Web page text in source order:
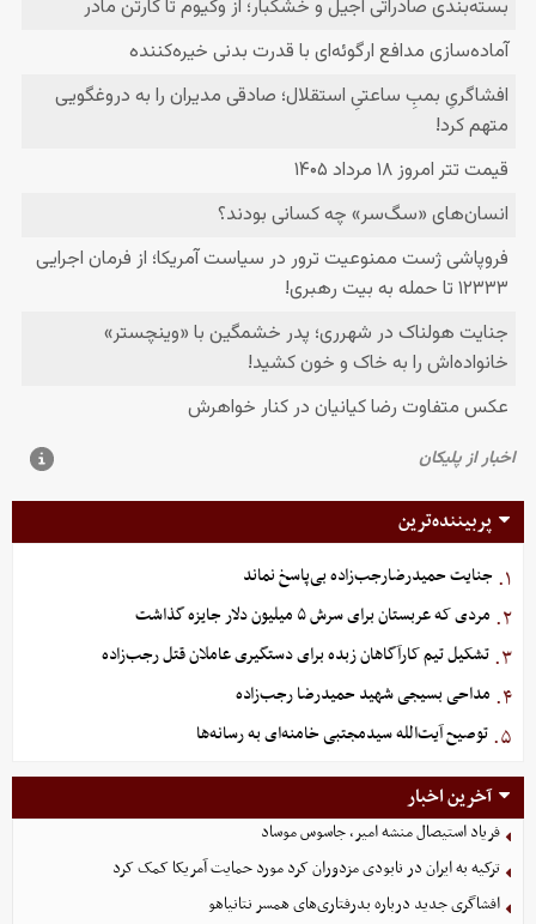
پربیننده‌ترین
۱. جنایت حمیدرضارجب‌زاده بی‌پاسخ نماند
۲. مردی که عربستان برای سرش ۵ میلیون دلار جایزه گذاشت
۳. تشکیل تیم کارآگاهان زبده برای دستگیری عاملان قتل رجب‌زاده
۴. مداحی بسیجی شهید حمیدرضا رجب‌زاده
۵. توصیح آیت‌الله سیدمجتبی خامنه‌ای به رسانه‌ها
آخرین اخبار
فریاد استیصال منشه امیر، جاسوس موساد
ترکیه به ایران در نابودی مزدوران کرد مورد حمایت آمریکا کمک کرد
افشاگری جدید درباره بدرفتاری‌های همسر نتانیاهو